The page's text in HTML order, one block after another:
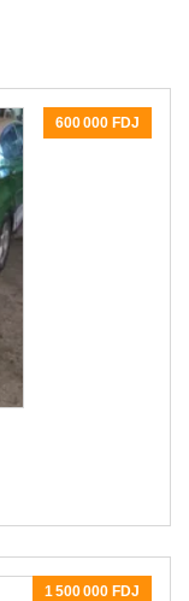
600 000 FDJ
1 500 000 FDJ